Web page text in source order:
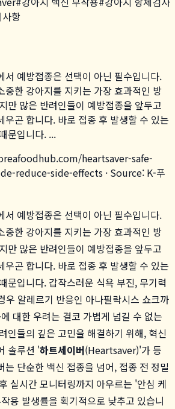
항
서 예방접종은 선택이 아닌 필수입니다.
중한 강아지를 지키는 가장 효과적인 방
만 많은 반려인들이 예방접종을 앞두고
우곤 합니다. 바로 접종 후 발생할 수 있는
문입니다. ...
/heartsaver-safe-
reduce-side-effects · Source: K-푸
서 예방접종은 선택이 아닌 필수입니다.
중한 강아지를 지키는 가장 효과적인 방
만 많은 반려인들이 예방접종을 앞두고
우곤 합니다. 바로 접종 후 발생할 수 있는
문입니다. 갑작스러운 식욕 부진, 무기력
우 알레르기 반응인 아나필락시스 쇼크까
에 대한 우려는 결코 가볍게 넘길 수 없는
인들의 깊은 고민을 해결하기 위해, 혁신
솔루션 '하트세이버(Heartsaver)'가 등
는 단순한 백신 접종을 넘어, 접종 전 정밀
실시간 모니터링까지 아우르는 '안심 케
용 발생률을 획기적으로 낮추고 있습니